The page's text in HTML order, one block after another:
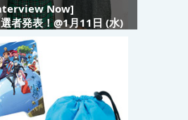
Now]
者発表！@1月11日 (水)